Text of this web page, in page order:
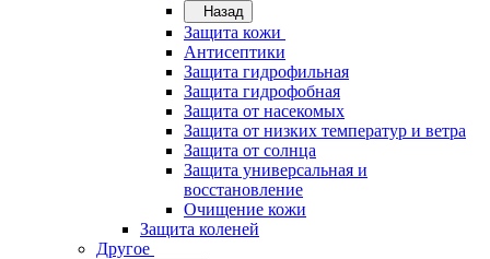
Назад
Защита кожи
Антисептики
Защита гидрофильная
Защита гидрофобная
Защита от насекомых
Защита от низких температур и ветра
Защита от солнца
Защита универсальная и
восстановление
Очищение кожи
Защита коленей
Другое